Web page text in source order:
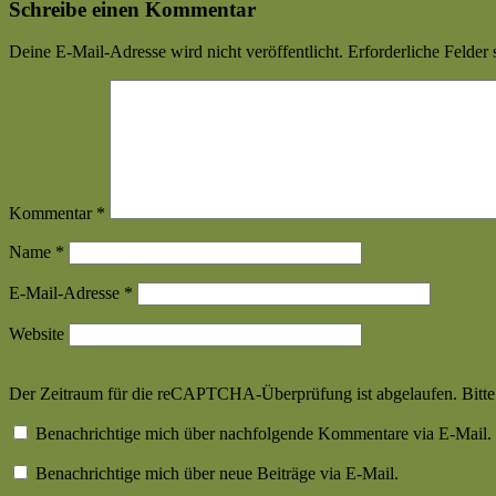
Schreibe einen Kommentar
Deine E-Mail-Adresse wird nicht veröffentlicht. Erforderliche Felder
Kommentar *
Name *
E-Mail-Adresse *
Website
Der Zeitraum für die reCAPTCHA-Überprüfung ist abgelaufen. Bitte
Benachrichtige mich über nachfolgende Kommentare via E-Mail.
Benachrichtige mich über neue Beiträge via E-Mail.